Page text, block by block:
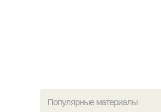
Популярные материалы